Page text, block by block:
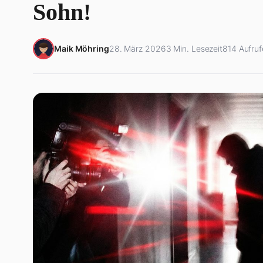
Sohn!
Maik Möhring28. März 20263 Min. Lesezeit814